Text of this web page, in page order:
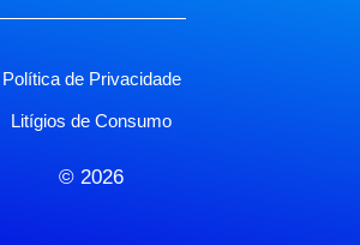
Política de Privacidade
Litígios de Consumo
© 2026